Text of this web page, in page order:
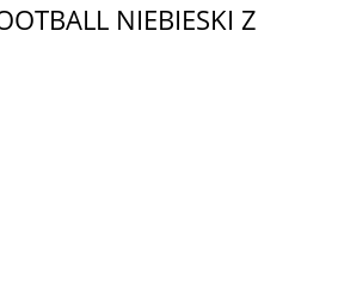
NIEBIESKI Z